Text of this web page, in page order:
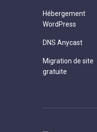
Hébergement
WordPress
DNS Anycast
Migration de site
gratuite